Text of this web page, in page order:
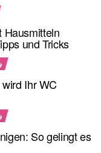
Hausmitteln
und Tricks
Ihr WC
So gelingt es